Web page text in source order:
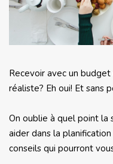
Recevoir avec un
réaliste? Eh oui! Et sans
On oublie à quel point la
aider dans la
conseils qui pourront